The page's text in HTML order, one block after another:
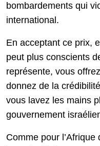
bombardements qui
international.
En acceptant ce prix,
peut plus conscients
représente, vous
donnez de la
vous lavez les mains
gouvernement
Comme pour